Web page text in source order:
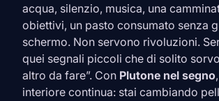
acqua, silenzio, musica, una
obiettivi, un pasto consumato senza
schermo. Non servono rivoluzioni.
quei segnali piccoli che di solito
altro da fare”. Con Plutone nel segno
interiore continua: stai cambiando